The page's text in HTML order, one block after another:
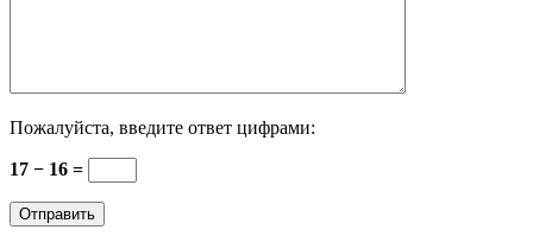
Пожалуйста, введите ответ цифрами:
17 − 16 =